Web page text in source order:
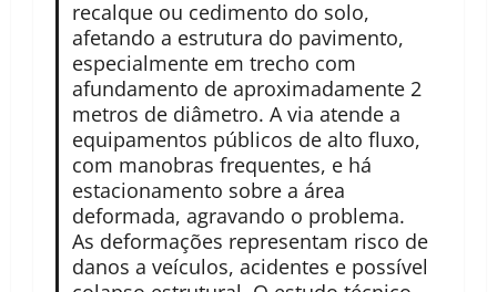
recalque ou cedimento do solo,
afetando a estrutura do pavimento,
especialmente em trecho com
afundamento de aproximadamente 2
metros de diâmetro. A via atende a
equipamentos públicos de alto fluxo,
com manobras frequentes, e há
estacionamento sobre a área
deformada, agravando o problema.
As deformações representam risco de
danos a veículos, acidentes e possível